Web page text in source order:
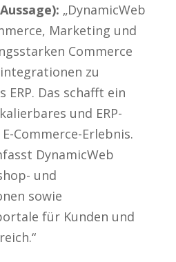
„DynamicWeb
Marketing und
Commerce
zu
Das schafft ein
und ERP-
Commerce-Erlebnis.
DynamicWeb
und
sowie
für Kunden und